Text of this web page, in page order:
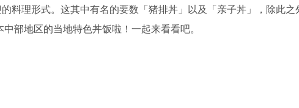
料理形式。这其中有名的要数「猪排丼」以及「亲子丼」，除此
部地区的当地特色丼饭啦！一起来看看吧。